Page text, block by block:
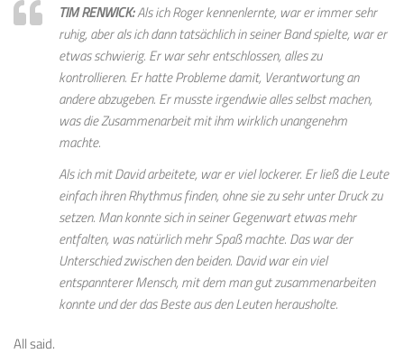
TIM RENWICK:Als ich Roger kennenlernte, war er immer sehr
ruhig, aber als ich dann tatsächlich in seiner Band spielte, war er
etwas schwierig. Er war sehr entschlossen, alles zu
kontrollieren. Er hatte Probleme damit, Verantwortung an
andere abzugeben. Er musste irgendwie alles selbst machen,
was die Zusammenarbeit mit ihm wirklich unangenehm
machte.
Als ich mit David arbeitete, war er viel lockerer. Er ließ die Leute
einfach ihren Rhythmus finden, ohne sie zu sehr unter Druck zu
setzen. Man konnte sich in seiner Gegenwart etwas mehr
entfalten, was natürlich mehr Spaß machte. Das war der
Unterschied zwischen den beiden. David war ein viel
entspannterer Mensch, mit dem man gut zusammenarbeiten
konnte und der das Beste aus den Leuten herausholte.
All said.